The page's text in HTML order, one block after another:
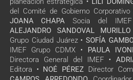
del Comité de Gobierno
JOANA CHAPA Socia del IMEF
ALEJANDRO SANDOVAL MURILLO
Grupo Ciudad Juárez • SOFÍA
IMEF Grupo CDMX • PAULA
Directora General del IMEF •
Editora • NOÉ PÉREZ Director